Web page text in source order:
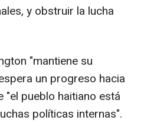
y obstruir la lucha
"mantiene su
un progreso hacia
"el pueblo haitiano está
políticas internas".